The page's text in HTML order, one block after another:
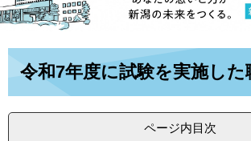
へ
令和7年度に試験を実施した
ページ内目次